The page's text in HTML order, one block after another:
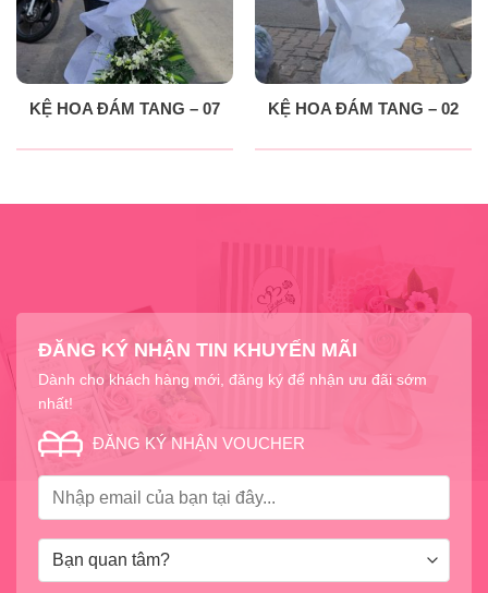
KỆ HOA ĐÁM TANG – 07 KỆ HOA ĐÁM TANG – 02
ĐĂNG KÝ NHẬN TIN KHUYẾN MÃI
Dành cho khách hàng mới, đăng ký để nhận ưu đãi sớm
nhất!
ĐĂNG KÝ NHẬN VOUCHER